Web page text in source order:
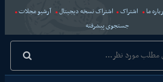
ما اشتراک اشتراک نسخه دیجیتال
آرشیو مجلات
جستجوی پیشرفته